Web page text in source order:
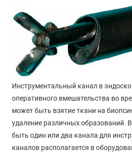
Инструментальный канал в
оперативного вмешательства во
может быть взятие ткани на
удаление различных образований.
быть один или два канала для
каналов располагается в